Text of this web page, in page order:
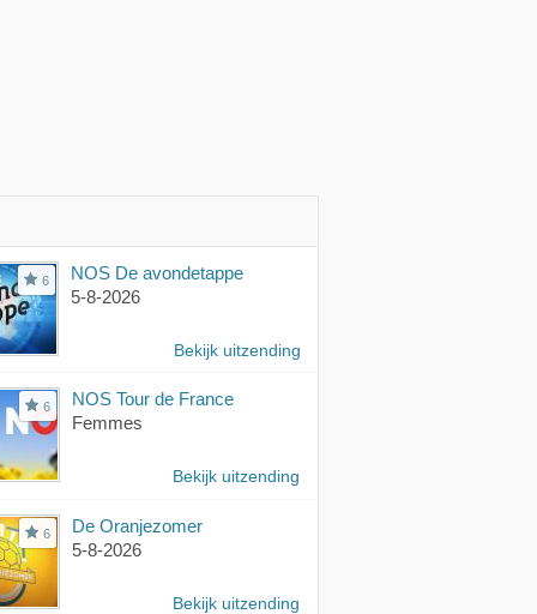
6
NOS De avondetappe
5-8-2026
Bekijk uitzending
6
NOS Tour de France
Femmes
Bekijk uitzending
6
De Oranjezomer
5-8-2026
Bekijk uitzending